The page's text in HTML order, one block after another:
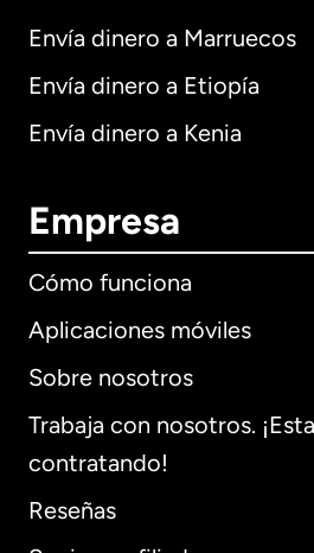
Envía dinero a Marruecos
Envía dinero a Etiopía
Envía dinero a Kenia
Empresa
Cómo funciona
Aplicaciones móviles
Sobre nosotros
Trabaja con nosotros.
contratando!
Reseñas